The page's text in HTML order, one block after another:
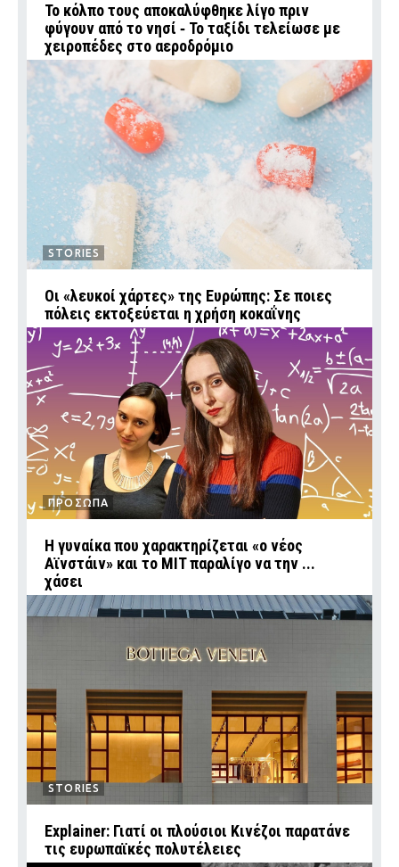
Το κόλπο τους αποκαλύφθηκε λίγο πριν
φύγουν από το νησί ‑ Το ταξίδι τελείωσε με
χειροπέδες στο αεροδρόμιο
STORIES
Οι «λευκοί χάρτες» της Ευρώπης: Σε ποιες
πόλεις εκτοξεύεται η χρήση κοκαΐνης
ΠΡΟΣΩΠΑ
Η γυναίκα που χαρακτηρίζεται «ο νέος
Αϊνστάιν» και το MIT παραλίγο να την ...
χάσει
STORIES
Explainer: Γιατί οι πλούσιοι Κινέζοι παρατάνε
τις ευρωπαϊκές πολυτέλειες